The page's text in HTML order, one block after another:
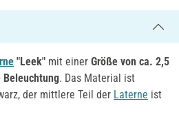
"Leek" mit einer Größe von ca. 2,5
Beleuchtung. Das Material ist
der mittlere Teil der Laterne ist